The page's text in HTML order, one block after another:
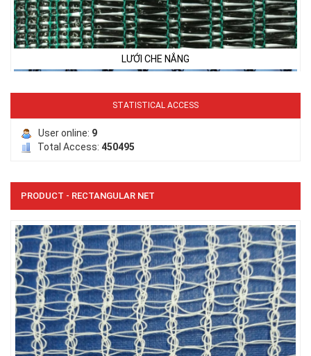
LƯỚI CHE NẮNG
LƯỚI CHẮN CHIM
LƯỚI CHE NẮNG
STATISTICAL ACCESS
User online: 9
Total Access: 450495
PRODUCT - RECTANGULAR NET